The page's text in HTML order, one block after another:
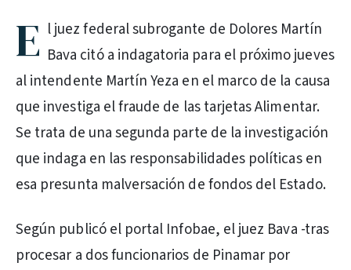
E l juez federal subrogante de Dolores Martín
Bava citó a indagatoria para el próximo jueves
al intendente Martín Yeza en el marco de la causa
que investiga el fraude de las tarjetas Alimentar.
Se trata de una segunda parte de la investigación
que indaga en las responsabilidades políticas en
esa presunta malversación de fondos del Estado.
Según publicó el portal Infobae, el juez Bava -tras
procesar a dos funcionarios de Pinamar por